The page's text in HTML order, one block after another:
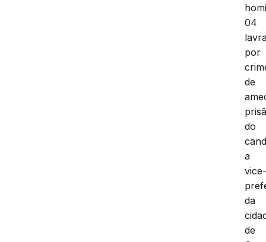
04
por
de
do
a
da
de